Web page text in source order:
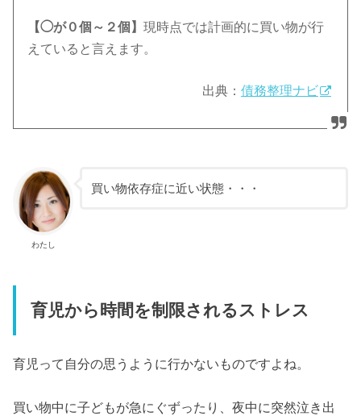
【◯が０個～２個】現時点では計画的に買い物が行
えていると言えます。
出典： 債務整理ナビ
わたし
買い物依存症に近い状態・・・
育児から時間を制限されるストレス
育児って自分の思うように行かないものですよね。
買い物中に子どもが急にぐずったり、夜中に突然泣き出